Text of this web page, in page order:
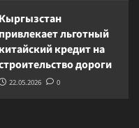
Кыргызстан
привлекает льготный
китайский кредит на
дороги
22.05.2026 0